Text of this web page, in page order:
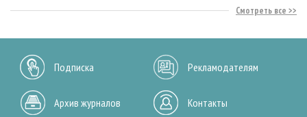
Смотреть все
Подписка Рекламодателям
Архив журналов Контакты